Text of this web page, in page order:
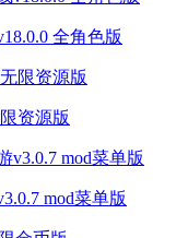
全角色版
资源版
mod菜单版